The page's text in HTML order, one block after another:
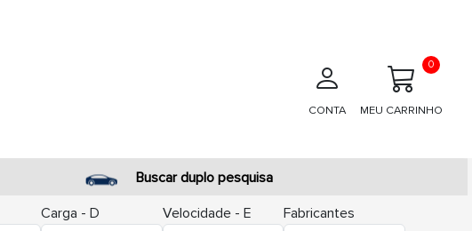
CONTA MEU CARRINHO
0
Buscar duplo pesquisa
Carga - D Velocidade - E Fabricantes